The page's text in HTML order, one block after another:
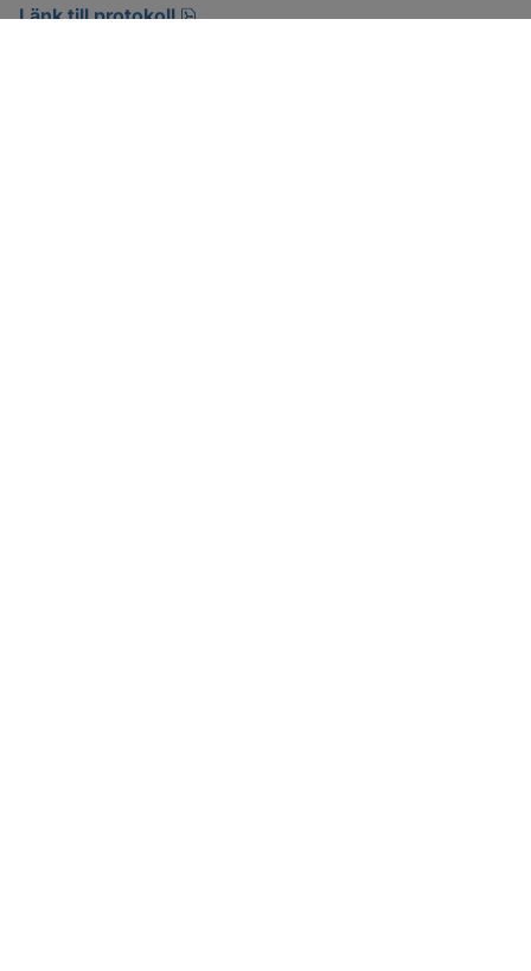
Länk till protokoll
pdf, 303.4 kB, öppnas i nytt fönster.